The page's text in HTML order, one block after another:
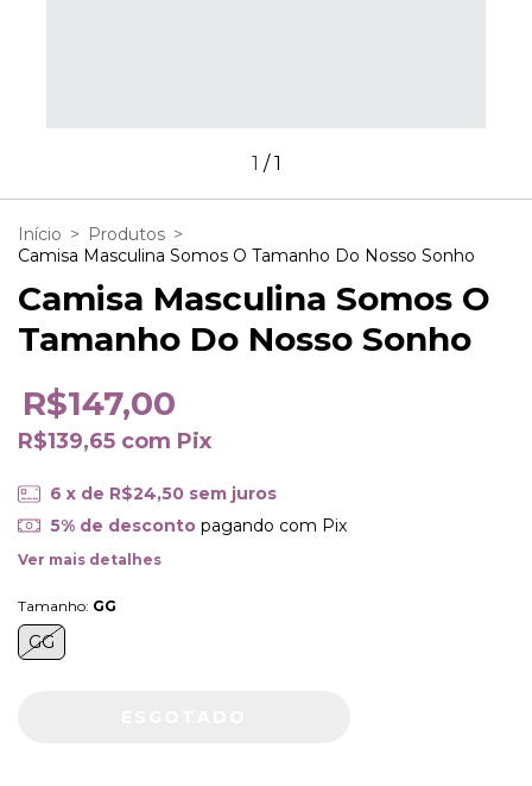
1 /1
Início > Produtos >
Camisa Masculina Somos O Tamanho Do Nosso Sonho
Camisa Masculina Somos O
Tamanho Do Nosso Sonho
R$147,00
R$139,65 com Pix
6 x de R$24,50 sem juros
5% de descontopagando com Pix
Ver mais detalhes
Tamanho: GG
GG